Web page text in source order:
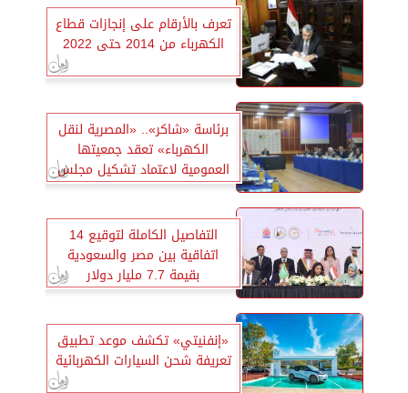
تعرف بالأرقام على إنجازات قطاع
الكهرباء من 2014 حتى 2022
برئاسة «شاكر».. «المصرية لنقل
الكهرباء» تعقد جمعيتها
العمومية لاعتماد تشكيل مجلس
الإدارة
التفاصيل الكاملة لتوقيع 14
اتفاقية بين مصر والسعودية
بقيمة 7.7 مليار دولار
«إنفنيتي» تكشف موعد تطبيق
تعريفة شحن السيارات الكهربائية